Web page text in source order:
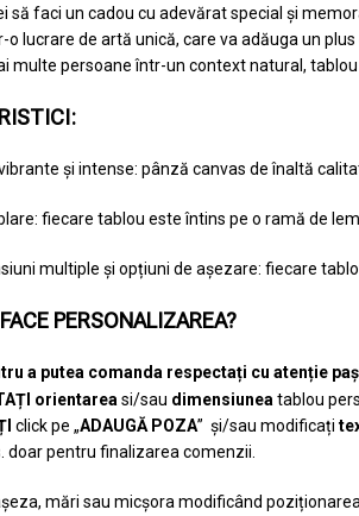
să faci un cadou cu adevărat special și
o lucrare de artă unică, care va adăuga un
multe persoane într-un context natural,
și intense: pânză canvas de înaltă
fiecare tablou este întins pe o ramă de
multiple și opțiuni de așezare: fiecare
PERSONALIZAREA?
a putea comanda respectați cu atenție
orientarea si/sau dimensiunea tablou
click pe „ADAUGĂ POZA” și/sau modificați
doar pentru finalizarea comenzii.
mări sau micșora modificând